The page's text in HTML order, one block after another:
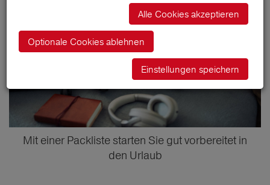
Mit einer Packliste starten Sie gut vorbereitet in
den Urlaub
Alle Cookies akzeptieren
Optionale Cookies ablehnen
Einstellungen speichern